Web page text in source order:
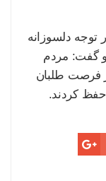
توجه دلسوزانه
و گفت: مردم
فرصت طلبان
حفظ کردند.